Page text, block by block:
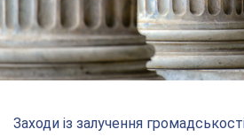
Заходи із залучення